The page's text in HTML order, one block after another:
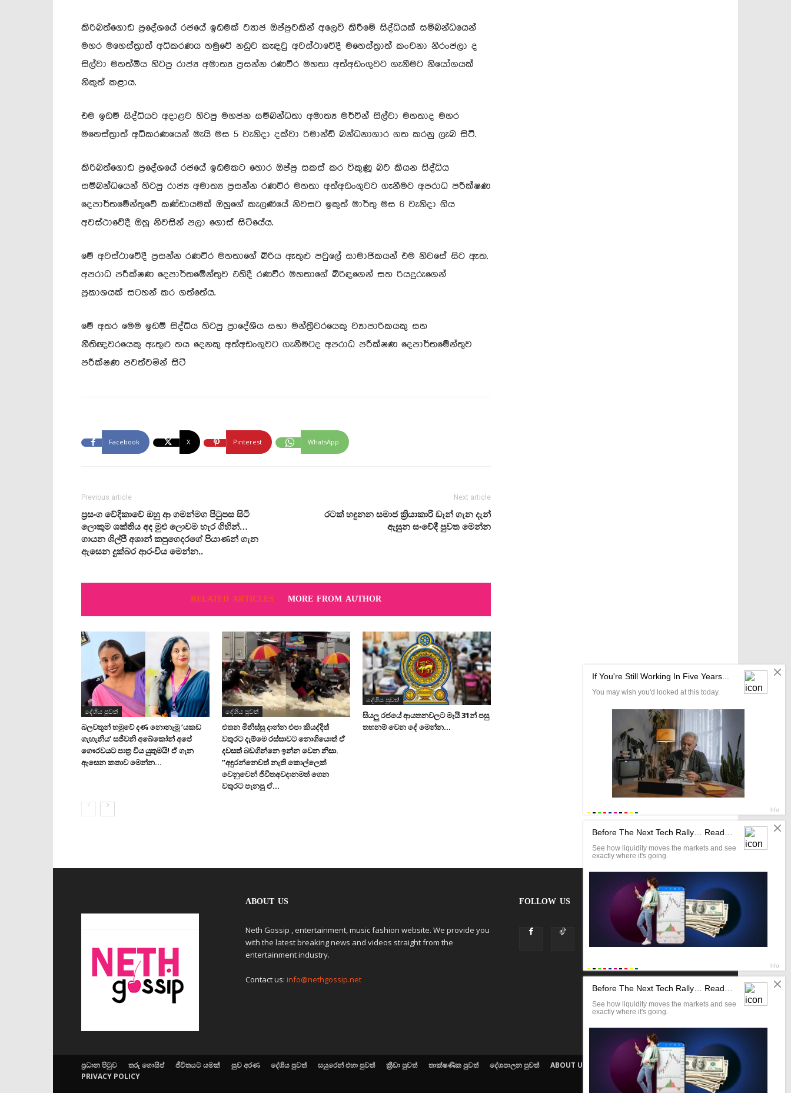
කිරිබත්ගොඩ ප්‍රදේශයේ රජයේ ඉඩමක් ව්‍යාජ ඔප්පුවකින් අලෙවි කිරීමේ සිද්ධියක් සම්බන්ධයෙන්
මහර මහෙස්ත්‍රාත් අධිකරණය හමුවේ නඩුව කැඳවු අවස්ථාවේදී මහෙස්ත්‍රාත් කංචනා නිරංජලා ද
සිල්වා මහත්මිය හිටපු රාජ්‍ය අමාත්‍ය ප්‍රසන්න රණවීර මහතා අත්අඩංගුවට ගැනීමට නියෝගයක්
නිකුත් කළාය.
එම ඉඩම් සිද්ධියට අදාළව හිටපු මහජන සම්බන්ධතා අමාත්‍ය මර්වින් සිල්වා මහතාද මහර
මහෙස්ත්‍රාත් අධිකරණයෙන් මැයි මස 5 වැනිදා දක්වා රිමාන්ඩ් බන්ධනාගාර ගත කරනු ලැබ සිටී.
කිරිබත්ගොඩ ප්‍රදේශයේ රජයේ ඉඩමකට හොර ඔප්පු සකස් කර විකුණූ බව කියන සිද්ධිය
සම්බන්ධයෙන් හිටපු රාජ්‍ය අමාත්‍ය ප්‍රසන්න රණවීර මහතා අත්අඩංගුවට ගැනීමට අපරාධ පරීක්ෂණ
දෙපාර්තමේන්තුවේ කණ්ඩායමක් ඔහුගේ කැලණියේ නිවසට ඉකුත් මාර්තු මස 6 වැනිදා ගිය
අවස්ථාවේදී ඔහු නිවසින් පලා ගොස් සිටියේය.
මේ අවස්ථාවේදී ප්‍රසන්න රණවීර මහතාගේ බිරිය ඇතුළු පවුලේ සාමාජිකයන් එම නිවසේ සිට ඇත.
අපරාධ පරීක්ෂණ දෙපාර්තමේන්තුව එහිදී රණවීර මහතාගේ බිරිඳගෙන් සහ රියදුරුගෙන්
ප්‍රකාශයක් සටහන් කර ගත්තේය.
මේ අතර මෙම ඉඩම් සිද්ධිය හිටපු ප්‍රාදේශීය සභා මන්ත්‍රීවරයෙකු ව්‍යාපාරිකයකු සහ
නීතිඥවරයෙකු ඇතුළු හය දෙනකු අත්අඩංගුවට ගැනීමටද අපරාධ පරීක්ෂණ දෙපාර්තමේන්තුව
පරීක්ෂණ පවත්වමින් සිටී
Facebook X Pinterest WhatsApp
Previous article
ප්‍රසංග වේදිකාවේ ඔහු ආ ගමන්මග පිටුපස සිටි
ලොකුම ශක්තිය අද මුළු ලොවම හැර ගිහින්…
ගායන ශිල්පී අශාන් කපුගෙදරගේ පියාණන් ගැන
ඇසෙන දුක්බර ආරංචිය මෙන්න..
Next article
රටක් හඳුනන සමාජ ක්‍රියාකාරි ඩෑන් ගැන දැන්
ඇසුන සංවේදී පුවත මෙන්න
RELATED ARTICLES MORE FROM AUTHOR
දේශිය පුවත්
බලවතූන් හමුවේ දණ නොනැමූ ‘යකඩ
ගැහැනිය’ සජීවනි අබේකෝන් අපේ
ගෞරවයට පාත්‍ර විය යුතුමයි! ඒ ගැන
ඇසෙන කතාව මෙන්න…
දේශිය පුවත්
එතන මිනිස්සු දාන්න එපා කියද්දිත්
වතුරට දැම්මෙ රස්සාවට නොගියොත් ඒ
දවසත් බඩගින්නෙ ඉන්න වෙන නිසා.
”අඳුරන්නෙවත් නැති කොල්ලෙක්
වෙනුවෙන් ජිවිතඅවදානමත් ගෙන
වතුරට පැනපු ඒ...
දේශිය පුවත්
සියලු රජයේ ආයතනවලට මැයි 31න් පසු
තහනම් වෙන දේ මෙන්න…
ABOUT US
Neth Gossip , entertainment, music fashion website. We provide you
with the latest breaking news and videos straight from the
entertainment industry.
Contact us: info@nethgossip.net
FOLLOW US
ප්‍රධාන පිටුව තරු ගොසිප් ජීවිතයට යමක් සුව අරණ දේශිය පුවත් සයුරෙන් එහා පුවත් ක්‍රීඩා පුවත් තාක්ෂණික පුවත් දේශපාලන පුවත් ABOUT US
ETHICS POLICY
PRIVACY POLICY